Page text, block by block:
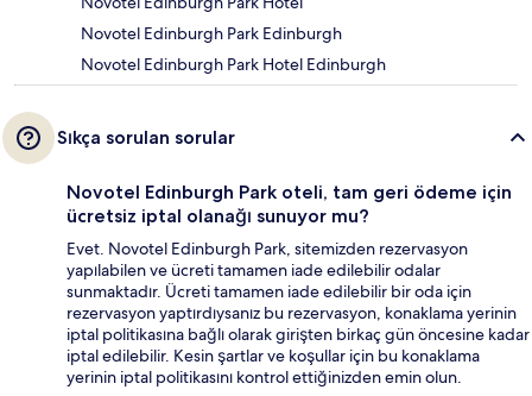
Novotel Edinburgh Park Edinburgh
Novotel Edinburgh Park Hotel Edinburgh
Sıkça sorulan sorular
Novotel Edinburgh Park oteli, tam geri ödeme için
ücretsiz iptal olanağı sunuyor mu?
Evet. Novotel Edinburgh Park, sitemizden rezervasyon
yapılabilen ve ücreti tamamen iade edilebilir odalar
sunmaktadır. Ücreti tamamen iade edilebilir bir oda için
rezervasyon yaptırdıysanız bu rezervasyon, konaklama yerinin
iptal politikasına bağlı olarak girişten birkaç gün öncesine kadar
iptal edilebilir. Kesin şartlar ve koşullar için bu konaklama
yerinin iptal politikasını kontrol ettiğinizden emin olun.